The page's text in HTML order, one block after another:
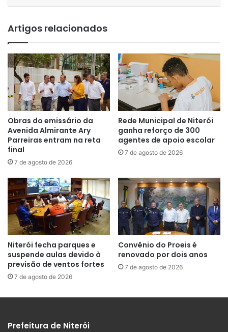
Artigos relacionados
Obras do emissário da
Avenida Almirante Ary
Parreiras entram na reta
final
7 de agosto de 2026
Rede Municipal de Niterói
ganha reforço de 300
agentes de apoio escolar
7 de agosto de 2026
Niterói fecha parques e
suspende aulas devido à
previsão de ventos fortes
7 de agosto de 2026
Convênio do Proeis é
renovado por dois anos
7 de agosto de 2026
Prefeitura de Niterói